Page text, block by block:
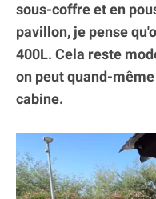
sous-coffre et en
pavillon, je pense
400L. Cela reste
on peut quand-
cabine.